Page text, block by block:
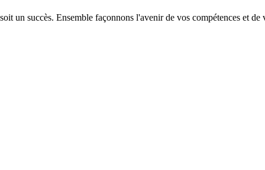
un succès. Ensemble façonnons l'avenir de vos compétences et de